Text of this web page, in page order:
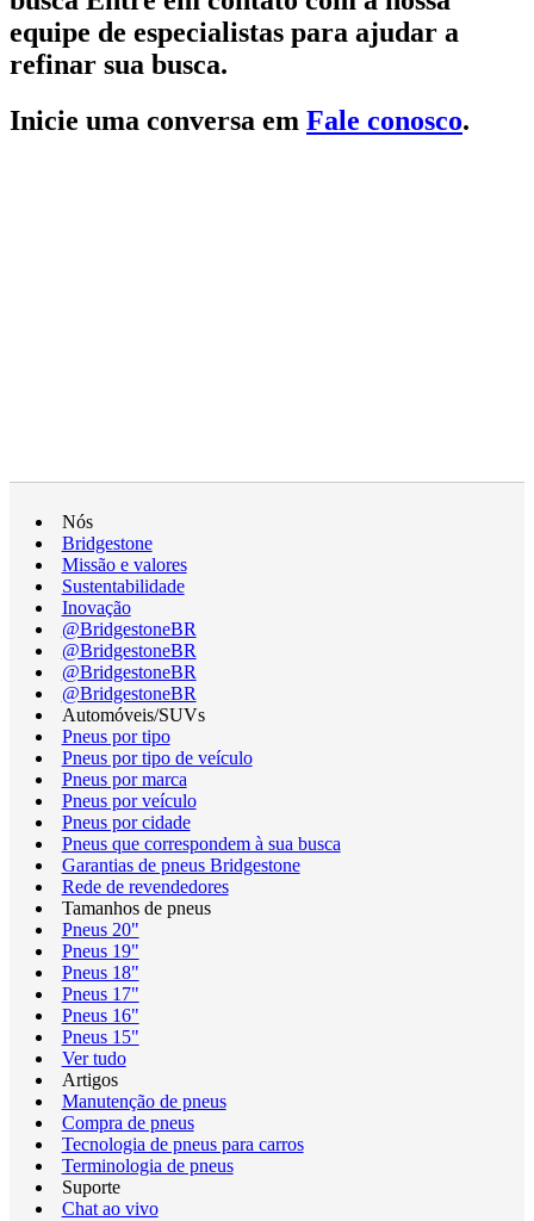
equipe de especialistas para ajudar a
refinar sua busca.
Inicie uma conversa em Fale conosco.
Nós
Bridgestone
Missão e valores
Sustentabilidade
Inovação
@BridgestoneBR
@BridgestoneBR
@BridgestoneBR
@BridgestoneBR
Automóveis/SUVs
Pneus por tipo
Pneus por tipo de veículo
Pneus por marca
Pneus por veículo
Pneus por cidade
Pneus que correspondem à sua busca
Garantias de pneus Bridgestone
Rede de revendedores
Tamanhos de pneus
Pneus 20"
Pneus 19"
Pneus 18"
Pneus 17"
Pneus 16"
Pneus 15"
Ver tudo
Artigos
Manutenção de pneus
Compra de pneus
Tecnologia de pneus para carros
Terminologia de pneus
Suporte
Chat ao vivo